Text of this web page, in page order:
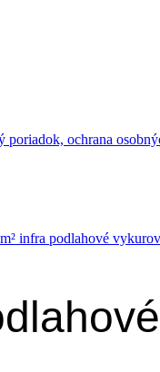
poriadok, ochrana
infra podlahové